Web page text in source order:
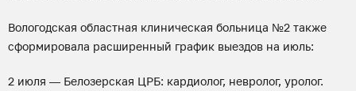
Вологодская областная клиническая больница №2 также
сформировала расширенный график выездов на июль:
2 июля — Белозерская ЦРБ: кардиолог, невролог, уролог.